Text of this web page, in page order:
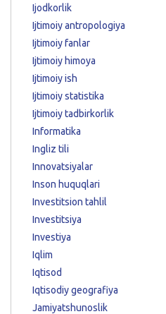
Ijodkorlik
Ijtimoiy antropologiya
Ijtimoiy fanlar
Ijtimoiy himoya
Ijtimoiy ish
Ijtimoiy statistika
Ijtimoiy tadbirkorlik
Informatika
Ingliz tili
Innovatsiyalar
Inson huquqlari
Investitsion tahlil
Investitsiya
Investiya
Iqlim
Iqtisod
Iqtisodiy geografiya
Jamiyatshunoslik